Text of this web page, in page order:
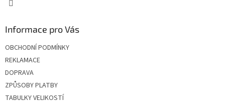
Informace pro Vás
OBCHODNÍ PODMÍNKY
REKLAMACE
DOPRAVA
ZPŮSOBY PLATBY
TABULKY VELIKOSTÍ